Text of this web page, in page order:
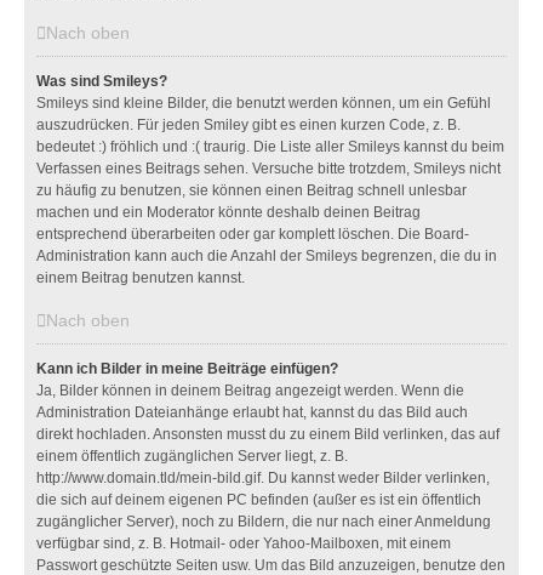
Nach oben
Was sind Smileys?
Smileys sind kleine Bilder, die benutzt werden können, um ein Gefühl
auszudrücken. Für jeden Smiley gibt es einen kurzen Code, z. B.
bedeutet :) fröhlich und :( traurig. Die Liste aller Smileys kannst du beim
Verfassen eines Beitrags sehen. Versuche bitte trotzdem, Smileys nicht
zu häufig zu benutzen, sie können einen Beitrag schnell unlesbar
machen und ein Moderator könnte deshalb deinen Beitrag
entsprechend überarbeiten oder gar komplett löschen. Die Board-
Administration kann auch die Anzahl der Smileys begrenzen, die du in
einem Beitrag benutzen kannst.
Nach oben
Kann ich Bilder in meine Beiträge einfügen?
Ja, Bilder können in deinem Beitrag angezeigt werden. Wenn die
Administration Dateianhänge erlaubt hat, kannst du das Bild auch
direkt hochladen. Ansonsten musst du zu einem Bild verlinken, das auf
einem öffentlich zugänglichen Server liegt, z. B.
http://www.domain.tld/mein-bild.gif. Du kannst weder Bilder verlinken,
die sich auf deinem eigenen PC befinden (außer es ist ein öffentlich
zugänglicher Server), noch zu Bildern, die nur nach einer Anmeldung
verfügbar sind, z. B. Hotmail- oder Yahoo-Mailboxen, mit einem
Passwort geschützte Seiten usw. Um das Bild anzuzeigen, benutze den